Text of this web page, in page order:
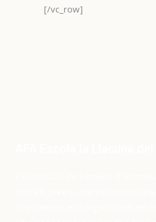
[/vc_row]